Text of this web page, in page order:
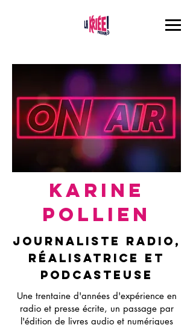
Karine
Pollien
Journaliste radio,
réalisatrice et
podcasteuse
Une trentaine d'années d'expérience en
radio et presse écrite, un passage par
l'édition de livres audio et numériques